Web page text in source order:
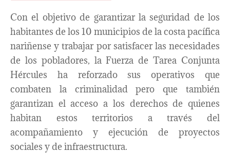
Con el objetivo de garantizar la seguridad de los
habitantes de los 10 municipios de la costa pacífica
nariñense y trabajar por satisfacer las necesidades
de los pobladores, la Fuerza de Tarea Conjunta
Hércules ha reforzado sus operativos que
combaten la criminalidad pero que también
garantizan el acceso a los derechos de quienes
habitan estos territorios a través del
acompañamiento y ejecución de proyectos
sociales y de infraestructura.